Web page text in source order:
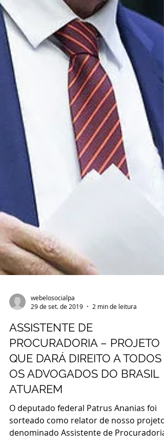
webelosocialpa
29 de set. de 2019
2 min de leitura
ASSISTENTE DE
PROCURADORIA – PROJETO
QUE DARÁ DIREITO A TODOS
OS ADVOGADOS DO BRASIL
ATUAREM